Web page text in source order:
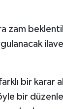
zam
bir karar
bir